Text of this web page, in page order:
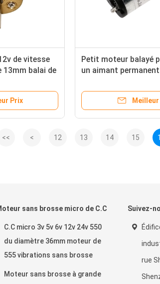
de vitesse
13mm balai de
Prix
Petit moteur balayé
un aimant
<< < 12 13 14 15
sans brosse micro de C.C
C.C micro 3v 5v 6v 12v 24v 550
du diamètre 36mm moteur de
555 vibrations sans brosse
Moteur sans brosse à grande
Suivez-
rue